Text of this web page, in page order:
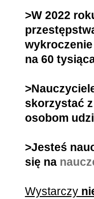
>W 2022
na 60
skorzystać
osobom
>Jesteś
się na
Wystarczy